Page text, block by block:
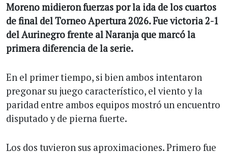
Moreno midieron fuerzas por la ida de los cuartos
de final del Torneo Apertura 2026. Fue victoria 2-1
del Aurinegro frente al Naranja que marcó la
primera diferencia de la serie.
En el primer tiempo, si bien ambos intentaron
pregonar su juego característico, el viento y la
paridad entre ambos equipos mostró un encuentro
disputado y de pierna fuerte.
Los dos tuvieron sus aproximaciones. Primero fue